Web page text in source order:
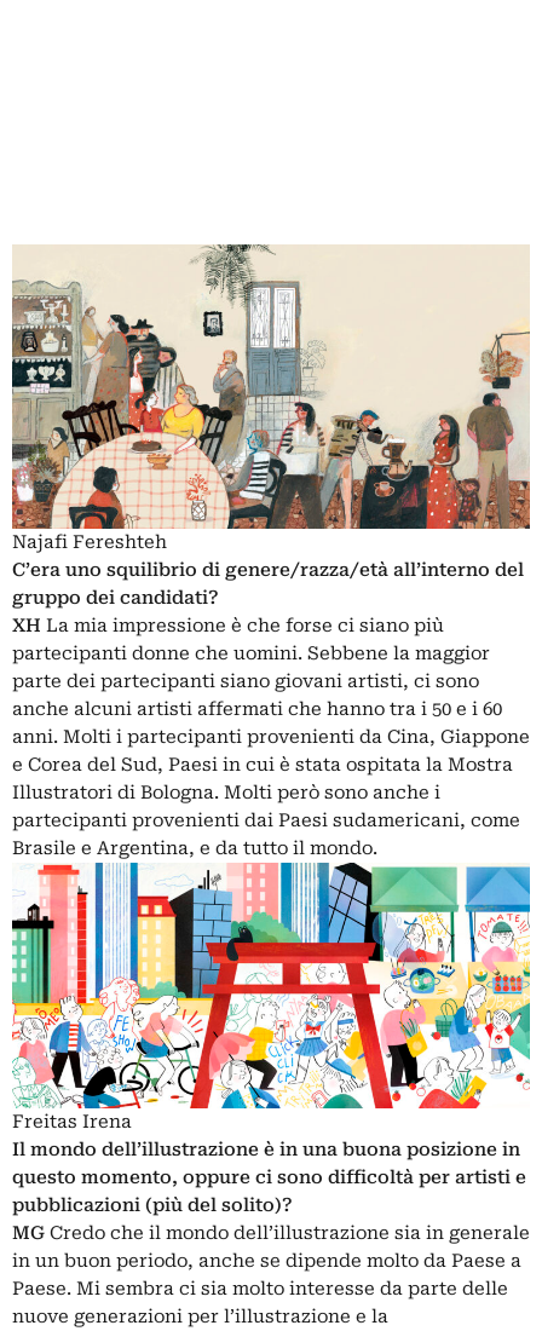
Najafi Fereshteh
C’era uno squilibrio di genere/razza/età all’interno del
gruppo dei candidati?
XH La mia impressione è che forse ci siano più
partecipanti donne che uomini. Sebbene la maggior
parte dei partecipanti siano giovani artisti, ci sono
anche alcuni artisti affermati che hanno tra i 50 e i 60
anni. Molti i partecipanti provenienti da Cina, Giappone
e Corea del Sud, Paesi in cui è stata ospitata la Mostra
Illustratori di Bologna. Molti però sono anche i
partecipanti provenienti dai Paesi sudamericani, come
Brasile e Argentina, e da tutto il mondo.
Freitas Irena
Il mondo dell’illustrazione è in una buona posizione in
questo momento, oppure ci sono difficoltà per artisti e
pubblicazioni (più del solito)?
MG Credo che il mondo dell’illustrazione sia in generale
in un buon periodo, anche se dipende molto da Paese a
Paese. Mi sembra ci sia molto interesse da parte delle
nuove generazioni per l’illustrazione e la